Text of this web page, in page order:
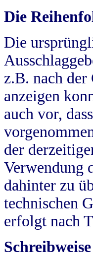
Die
Die
z.B. nach
anzeigen
auch vor,
der
Verwendung
dahinter zu
technischen
erfolgt nach